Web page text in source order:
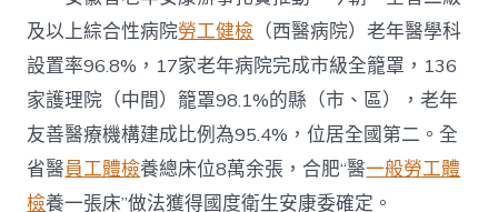
及以上綜合性病院勞工健檢 （西醫病院）老年醫學科
設置率96.8%，17家老年病院完成市級全籠罩，136
家護理院（中間）籠罩98.1%的縣（市、區），老年
友善醫療機構建成比例為95.4%，位居全國第二。全
省醫員工體檢養總床位8萬余張，合肥“醫一般勞工體
檢養一張床”做法獲得國度衛生安康委確定。